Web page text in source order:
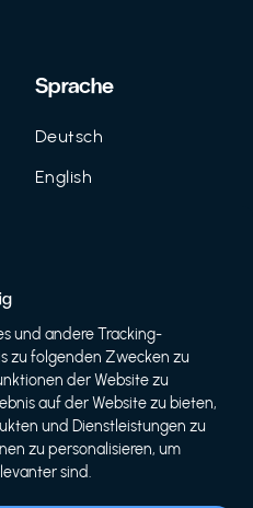
Sprache
Deutsch
English
und andere Tracking-
zu folgenden Zwecken zu
der Website zu
auf der Website zu bieten,
und Dienstleistungen zu
zu personalisieren, um
sind.